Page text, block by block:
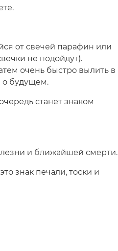
от свечей парафин или
не подойдут).
очень быстро вылить в
о будущем.
станет знаком
и ближайшей смерти.
знак печали, тоски и